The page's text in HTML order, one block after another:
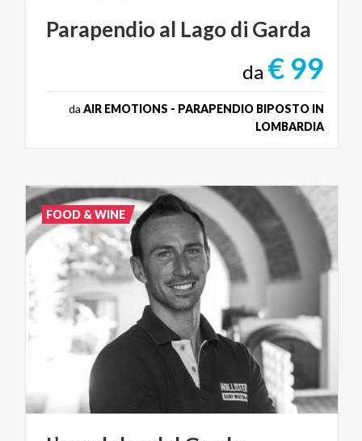
Parapendioal Lagodi Garda
da € 99
da AIR EMOTIONS - PARAPENDIO BIPOSTO IN
LOMBARDIA
FOOD & WINE